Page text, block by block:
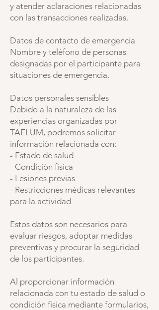
y atender aclaraciones relacionadas
con las transacciones realizadas.
Datos de contacto de emergencia
Nombre y teléfono de personas
designadas por el participante para
situaciones de emergencia.
Datos personales sensibles
Debido a la naturaleza de las
experiencias organizadas por
TAELUM, podremos solicitar
información relacionada con:
- Estado de salud
- Condición física
- Lesiones previas
- Restricciones médicas relevantes
para la actividad
Estos datos son necesarios para
evaluar riesgos, adoptar medidas
preventivas y procurar la seguridad
de los participantes.
Al proporcionar información
relacionada con tu estado de salud o
condición física mediante formularios,